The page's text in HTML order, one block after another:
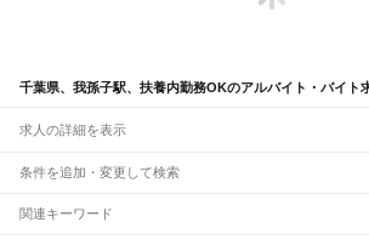
千葉県、我孫子駅、扶養内勤務OKのアルバイト・バイト
求人の詳細を表示
条件を追加・変更して検索
市区町村を追加・変更
関連キーワード